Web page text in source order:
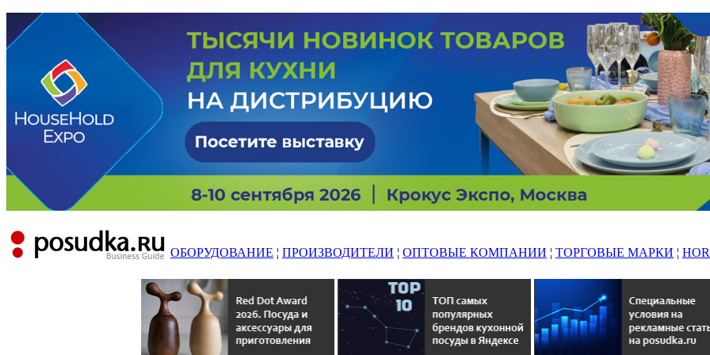
ОБОРУДОВАНИЕ ¦ ПРОИЗВОДИТЕЛИ ¦ ОПТОВЫЕ КОМПАНИИ ¦ ТОРГОВЫЕ МАРКИ ¦